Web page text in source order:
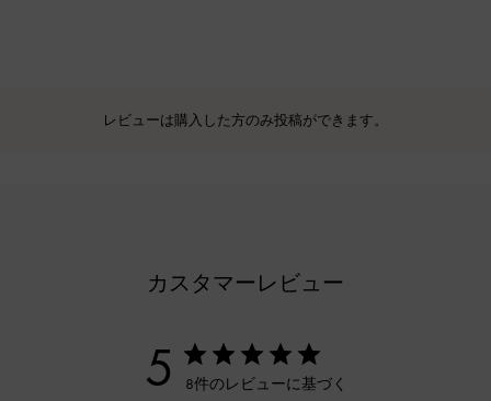
レビューは購入した方のみ投稿ができます。
カスタマーレビュー
5 8件のレビューに基づく